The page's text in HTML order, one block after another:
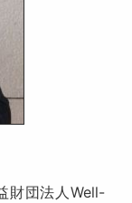
財団法人Well-